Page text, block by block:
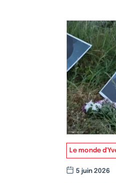
Le monde
5 juin 2026